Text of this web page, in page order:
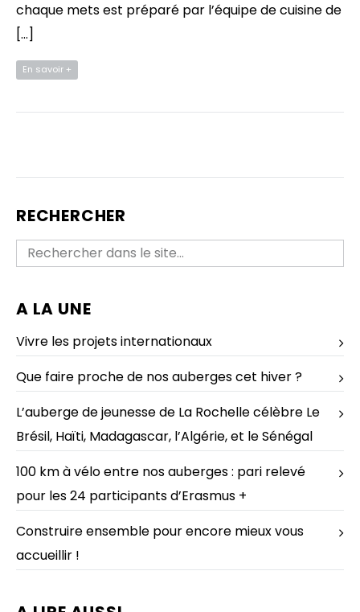
chaque mets est préparé par l’équipe de cuisine de
[…]
En savoir +
RECHERCHER
A LA UNE
Vivre les projets internationaux
Que faire proche de nos auberges cet hiver ?
L’auberge de jeunesse de La Rochelle célèbre Le
Brésil, Haïti, Madagascar, l’Algérie, et le Sénégal
100 km à vélo entre nos auberges : pari relevé
pour les 24 participants d’Erasmus +
Construire ensemble pour encore mieux vous
accueillir !